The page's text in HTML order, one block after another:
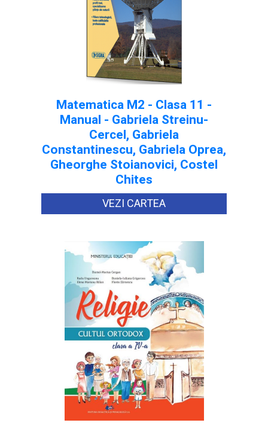
Matematica M2 - Clasa 11 -
Manual - Gabriela Streinu-
Cercel, Gabriela
Constantinescu, Gabriela Oprea,
Gheorghe Stoianovici, Costel
Chites
VEZI CARTEA